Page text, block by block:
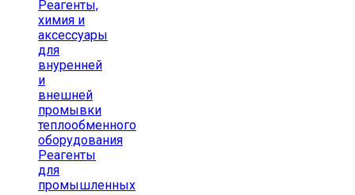
Реагенты,
химия и
аксессуары
для
внуренней
и
внешней
промывки
теплообменного
оборудования
Реагенты
для
промышленных